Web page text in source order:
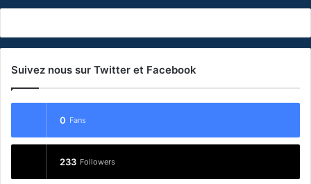
Suivez nous sur Twitter et Facebook
0 Fans
233 Followers